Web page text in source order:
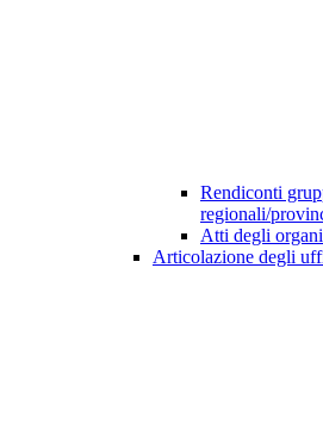
Rendiconti
regionali/
Atti degli
Articolazione degli